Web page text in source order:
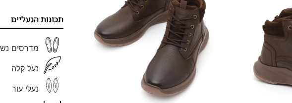
תכונות הנעליים
מדרסים
נעל קלה
נעלי עור